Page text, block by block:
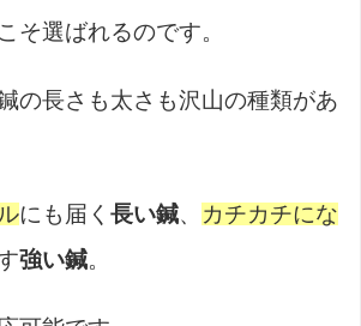
そ選ばれるのです。
の長さも太さも沢山の種類があ
にも届く 長い鍼、
カチカチにな
強い鍼。